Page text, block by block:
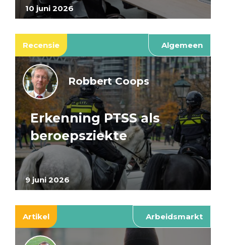
10 juni 2026
Recensie Algemeen
9 juni 2026
Robbert Coops
Erkenning PTSS als
beroepsziekte
Artikel Arbeidsmarkt